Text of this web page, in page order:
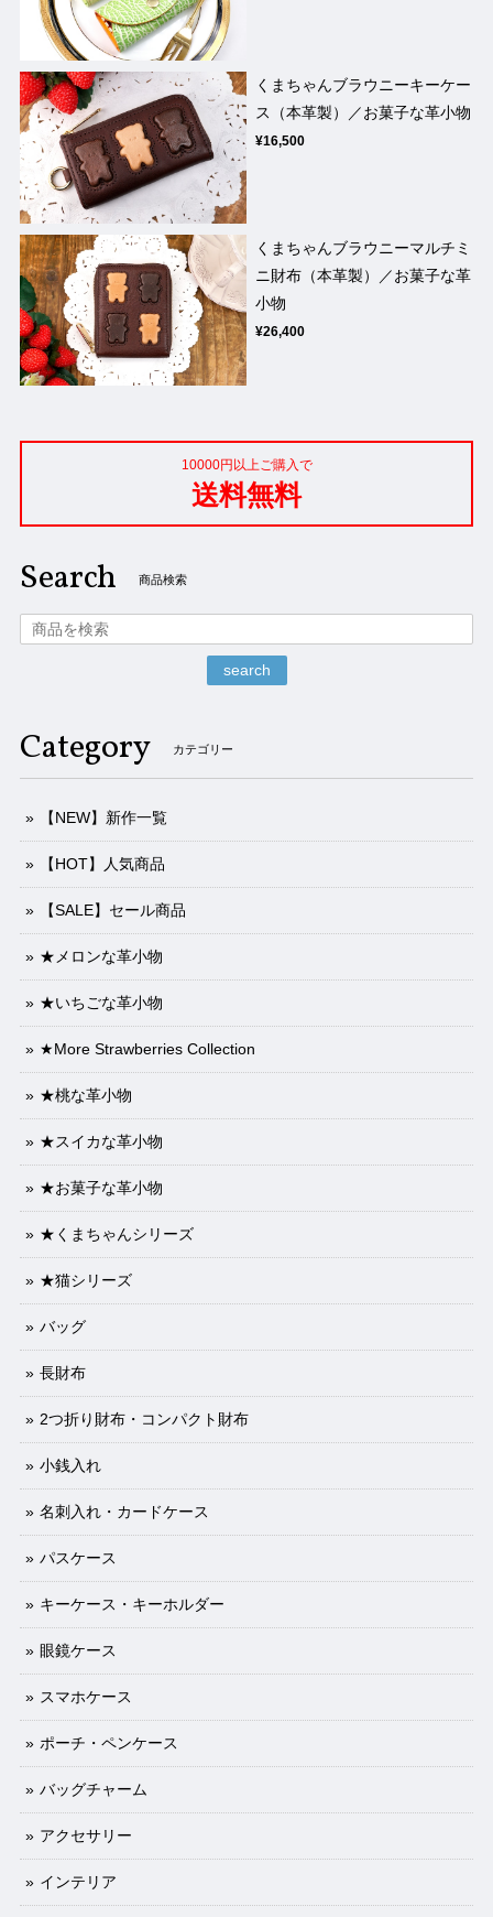
くまちゃんブラウニーキーケー
ス（本革製）／お菓子な革小物
¥16,500
くまちゃんブラウニーマルチミ
ニ財布（本革製）／お菓子な革
小物
¥26,400
10000円以上ご購入で
送料無料
Search 商品検索
search
Category カテゴリー
【NEW】新作一覧
【HOT】人気商品
【SALE】セール商品
★メロンな革小物
★いちごな革小物
★More Strawberries Collection
★桃な革小物
★スイカな革小物
★お菓子な革小物
★くまちゃんシリーズ
★猫シリーズ
バッグ
長財布
2つ折り財布・コンパクト財布
小銭入れ
名刺入れ・カードケース
パスケース
キーケース・キーホルダー
眼鏡ケース
スマホケース
ポーチ・ペンケース
バッグチャーム
アクセサリー
インテリア